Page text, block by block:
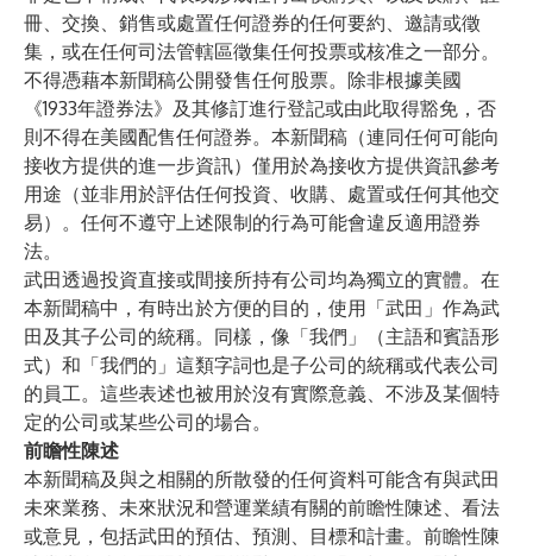
冊、交換、銷售或處置任何證券的任何要約、邀請或徵
集，或在任何司法管轄區徵集任何投票或核准之一部分。
不得憑藉本新聞稿公開發售任何股票。除非根據美國
《1933年證券法》及其修訂進行登記或由此取得豁免，否
則不得在美國配售任何證券。本新聞稿（連同任何可能向
接收方提供的進一步資訊）僅用於為接收方提供資訊參考
用途（並非用於評估任何投資、收購、處置或任何其他交
易）。任何不遵守上述限制的行為可能會違反適用證券
法。
武田透過投資直接或間接所持有公司均為獨立的實體。在
本新聞稿中，有時出於方便的目的，使用「武田」作為武
田及其子公司的統稱。同樣，像「我們」（主語和賓語形
式）和「我們的」這類字詞也是子公司的統稱或代表公司
的員工。這些表述也被用於沒有實際意義、不涉及某個特
定的公司或某些公司的場合。
前瞻性陳述
本新聞稿及與之相關的所散發的任何資料可能含有與武田
未來業務、未來狀況和營運業績有關的前瞻性陳述、看法
或意見，包括武田的預估、預測、目標和計畫。前瞻性陳